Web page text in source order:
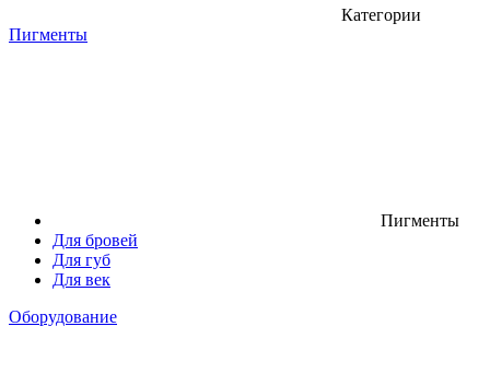
Категории
Пигменты
Пигменты
Для бровей
Для губ
Для век
Оборудование